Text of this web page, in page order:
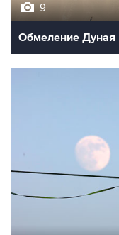
Обмеление Дуная